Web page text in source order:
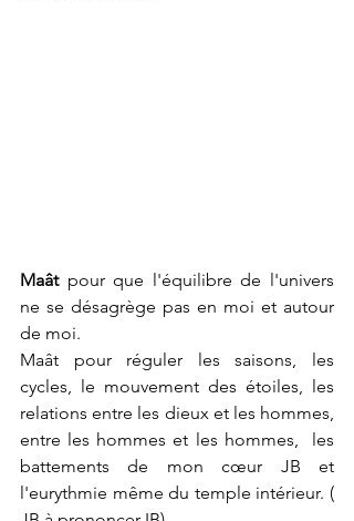
Maât pour que l'équilibre de l'univers
ne se désagrège pas en moi et autour
de moi.
Maât pour réguler les saisons, les
cycles, le mouvement des étoiles, les
relations entre les dieux et les hommes,
entre les hommes et les hommes,  les
battements de mon cœur JB et
l'eurythmie même du temple intérieur. (